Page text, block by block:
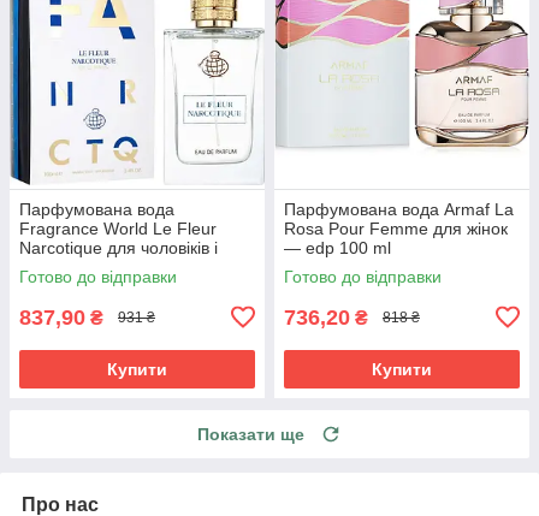
Парфумована вода
Fragrance World Le Fleur
Narcotique для чоловіків і
жінок edp 100 ml
Готово до відправки
837,90 ₴ 931 ₴
Купити
Парфумована вода Armaf La
Rosa Pour Femme для жінок
— edp 100 ml
Готово до відправки
736,20 ₴ 818 ₴
Купити
Показати ще
Про нас